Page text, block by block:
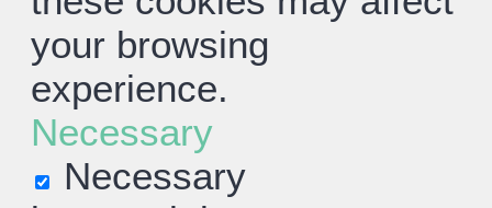
your browsing
experience.
Necessary
Necessary